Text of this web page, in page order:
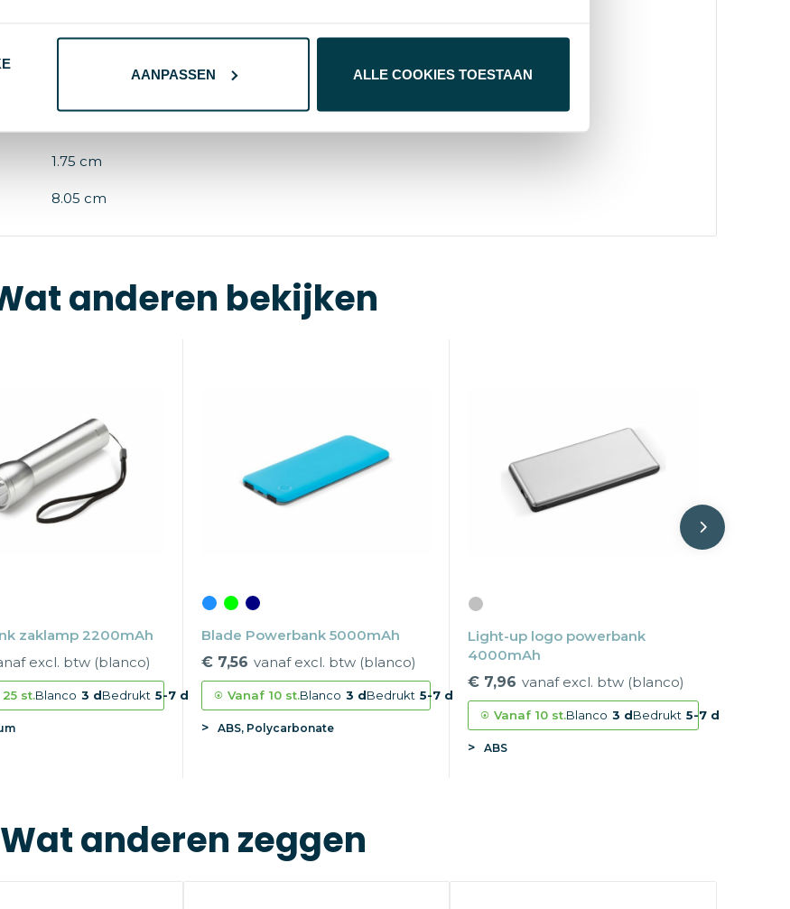
AANPASSEN ALLE COOKIES TOESTAAN
1.75 cm
8.05 cm
anderen bekijken
zaklamp 2200mAh
excl. btw (blanco)
25 st.Blanco 3 dBedrukt 5-7 d
Blade Powerbank 5000mAh
€ 7,56 vanaf excl. btw (blanco)
Vanaf 10 st.Blanco 3 dBedrukt 5-7 d
ABS, Polycarbonate
Light-up logo powerbank
4000mAh
€ 7,96 vanaf excl. btw (blanco)
Vanaf 10 st.Blanco 3 dBedrukt 5-7 d
ABS
Wat anderen zeggen